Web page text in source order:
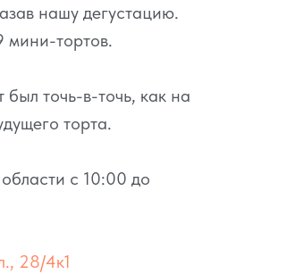
нашу дегустацию.
мини-тортов.
был точь-в-точь, как на
торта.
с 10:00 до
28/4к1